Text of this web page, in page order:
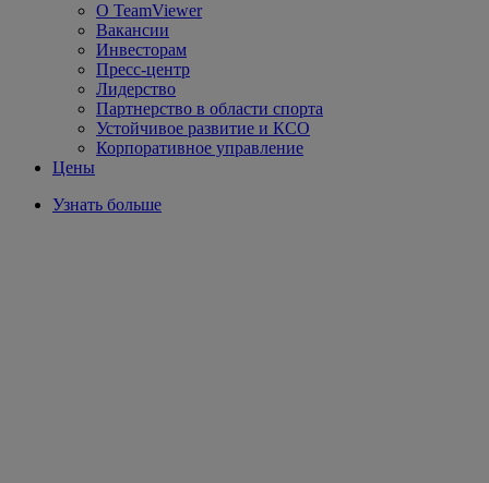
О TeamViewer
Вакансии
Инвесторам
Пресс-центр
Лидерство
Партнерство в области спорта
Устойчивое развитие и КСО
Корпоративное управление
Цены
Узнать больше